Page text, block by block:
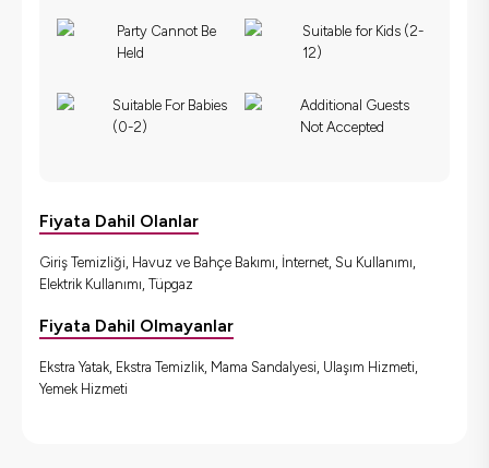
Party Cannot Be
Held
Suitable for Kids (2-
12)
Suitable For Babies
(0-2)
Additional Guests
Not Accepted
Fiyata Dahil Olanlar
Giriş Temizliği, Havuz ve Bahçe Bakımı, İnternet, Su Kullanımı,
Elektrik Kullanımı, Tüpgaz
Fiyata Dahil Olmayanlar
Ekstra Yatak, Ekstra Temizlik, Mama Sandalyesi, Ulaşım Hizmeti,
Yemek Hizmeti